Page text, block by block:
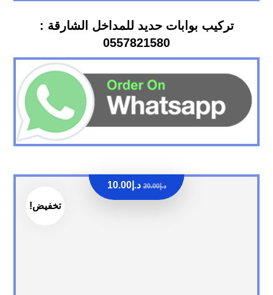
تركيب بوابات حديد للمداخل الشارقة :
0557821580
تخفيض!
د.إ20.00 د.إ10.00